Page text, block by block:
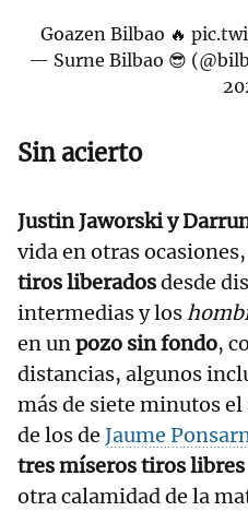
Goazen Bilbao 🔥
— Surne Bilbao 😎
Sin acierto
Justin Jaworski y
vida en otras
tiros liberadosdesde
intermedias y los
en unpozo sin fondo,
distancias, algunos
más de siete minutos
de los de Jaume
tres míseros tiros libres
otra calamidad de la